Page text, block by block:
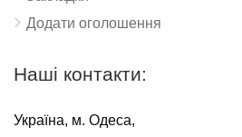
Додати оголошення
Наші контакти:
Україна, м. Одеса,